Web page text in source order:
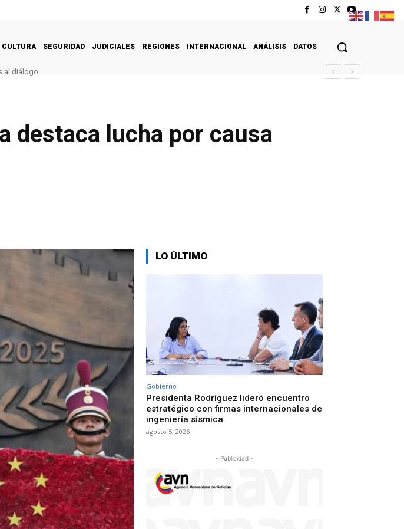
CULTURA SEGURIDAD JUDICIALES REGIONES INTERNACIONAL ANÁLISIS DATOS
al diálogo
destaca lucha por causa
LO ÚLTIMO
Gobierno
Presidenta Rodríguez lideró encuentro
estratégico con firmas internacionales de
ingeniería sísmica
agosto 5, 2026
- Publicidad -